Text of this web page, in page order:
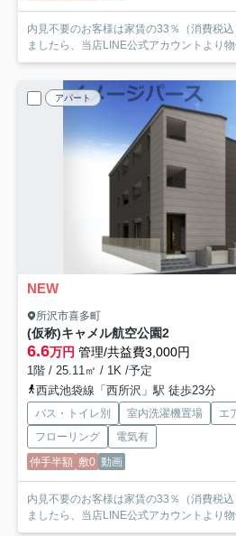
内見不要のお客様は家賃の33％（消費税込）！ 契約希望の物件
ましたら、当店LINE公式アカウントより
アパート
NEW
所沢市喜多町
(仮称)キャメル航空公園2
6.6万円 管理/共益費3,000円
1階 / 25.11㎡ / 1K /予定
西武池袋線「西所沢」駅 徒歩23分
バス・トイレ別 室内洗濯機置場 エ
フローリング
電気有
仲手半額 敷0 動画
内見不要のお客様は家賃の33％（消費税込）！ 契約希望の物件
ましたら、当店LINE公式アカウントより